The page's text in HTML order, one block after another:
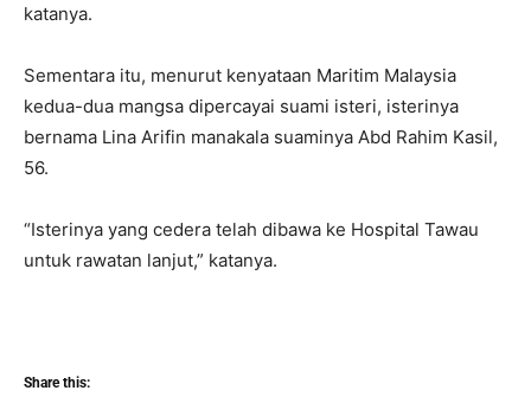
katanya.
Sementara itu, menurut kenyataan Maritim Malaysia
kedua-dua mangsa dipercayai suami isteri, isterinya
bernama Lina Arifin manakala suaminya Abd Rahim Kasil,
56.
“Isterinya yang cedera telah dibawa ke Hospital Tawau
untuk rawatan lanjut,” katanya.
Share this: